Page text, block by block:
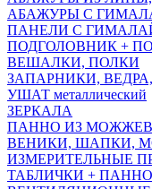
АБАЖУРЫ С
ПАНЕЛИ С
ПОДГОЛОВНИК +
ВЕШАЛКИ, ПОЛКИ
ЗАПАРНИКИ,
УШАТ металлический
ЗЕРКАЛА
ПАННО ИЗ
ВЕНИКИ, ШАПКИ,
ИЗМЕРИТЕЛЬНЫЕ
ТАБЛИЧКИ +